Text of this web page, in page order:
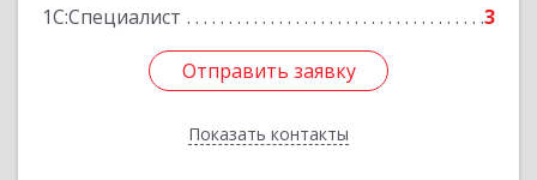
1С:Специалист
3
Отправить заявку
Показать контакты
Отправить заявку
Назад